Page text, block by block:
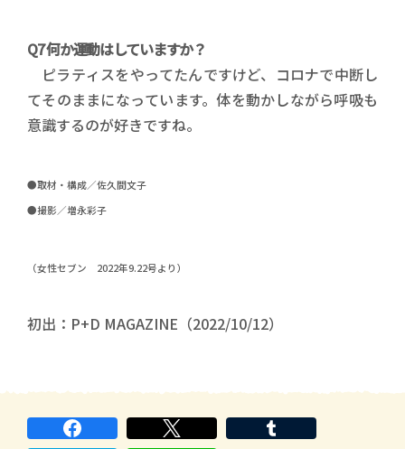
Q7 何か運動はしていますか？
ピラティスをやってたんですけど、コロナで中断し
てそのままになっています。体を動かしながら呼吸も
意識するのが好きですね。
●取材・構成／佐久間文子
●撮影／増永彩子
（女性セブン 2022年9.22号より）
初出：P+D MAGAZINE（2022/10/12）